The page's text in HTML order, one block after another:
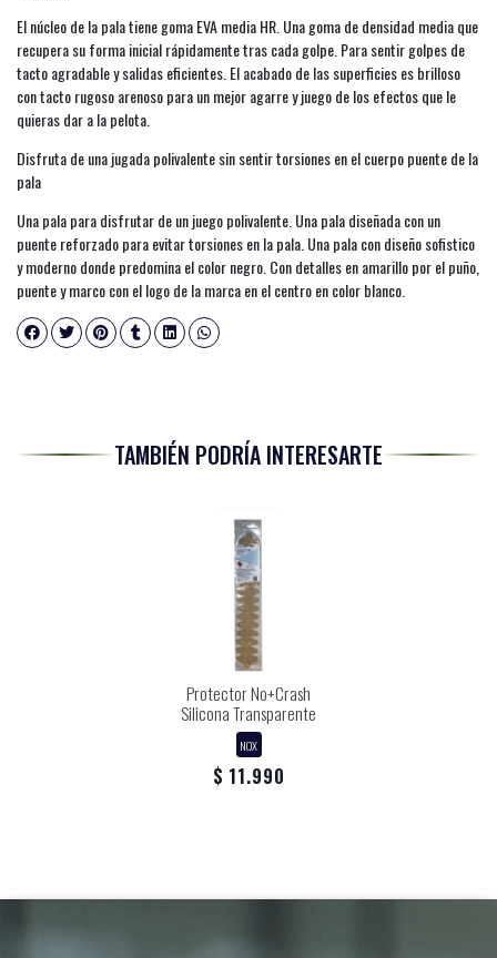
El núcleo de la pala tiene goma EVA media HR. Una goma de densidad media que
recupera su forma inicial rápidamente tras cada golpe. Para sentir golpes de
tacto agradable y salidas eficientes. El acabado de las superficies es brilloso
con tacto rugoso arenoso para un mejor agarre y juego de los efectos que le
quieras dar a la pelota.
Disfruta de una jugada polivalente sin sentir torsiones en el cuerpo puente de la
pala
Una pala para disfrutar de un juego polivalente. Una pala diseñada con un
puente reforzado para evitar torsiones en la pala. Una pala con diseño sofistico
y moderno donde predomina el color negro. Con detalles en amarillo por el puño,
puente y marco con el logo de la marca en el centro en color blanco.
TAMBIÉN PODRÍA INTERESARTE
Protector No+Crash
Silicona Transparente
NOX
$ 11.990